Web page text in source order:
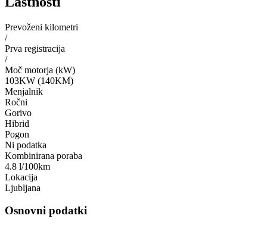
Prevoženi kilometri
/
Prva registracija
/
Moč motorja (kW)
103KW (140KM)
Menjalnik
Ročni
Gorivo
Hibrid
Pogon
Ni podatka
Kombinirana poraba
4.8 l/100km
Lokacija
Ljubljana
Osnovni podatki